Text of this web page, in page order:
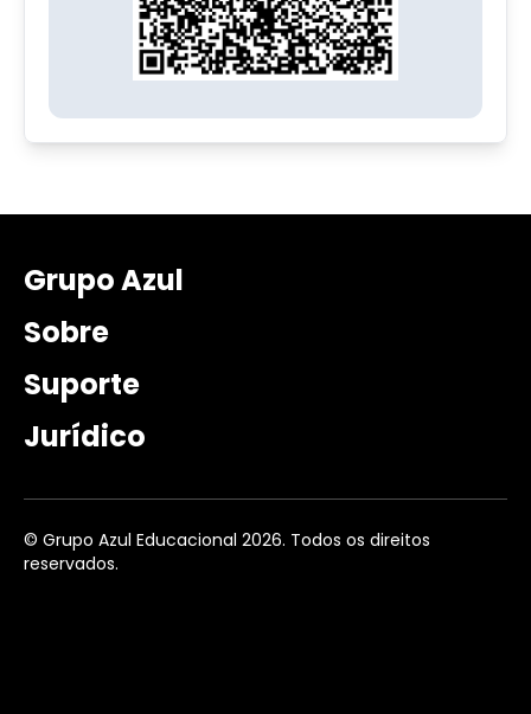
Grupo Azul
Sobre
Suporte
Jurídico
© Grupo Azul Educacional 2026. Todos os direitos
reservados.